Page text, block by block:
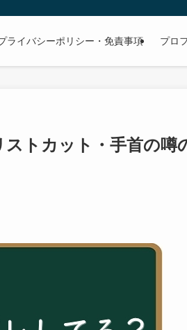
ライバシーポリシー・免責事項 プロ
トカット・手首の噂